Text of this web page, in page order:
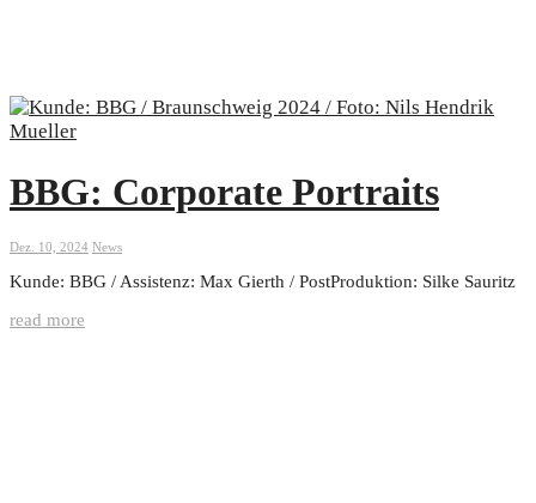
BBG: Corporate Portraits
Dez. 10, 2024 News
Kunde: BBG / Assistenz: Max Gierth / PostProduktion: Silke Sauritz
read more